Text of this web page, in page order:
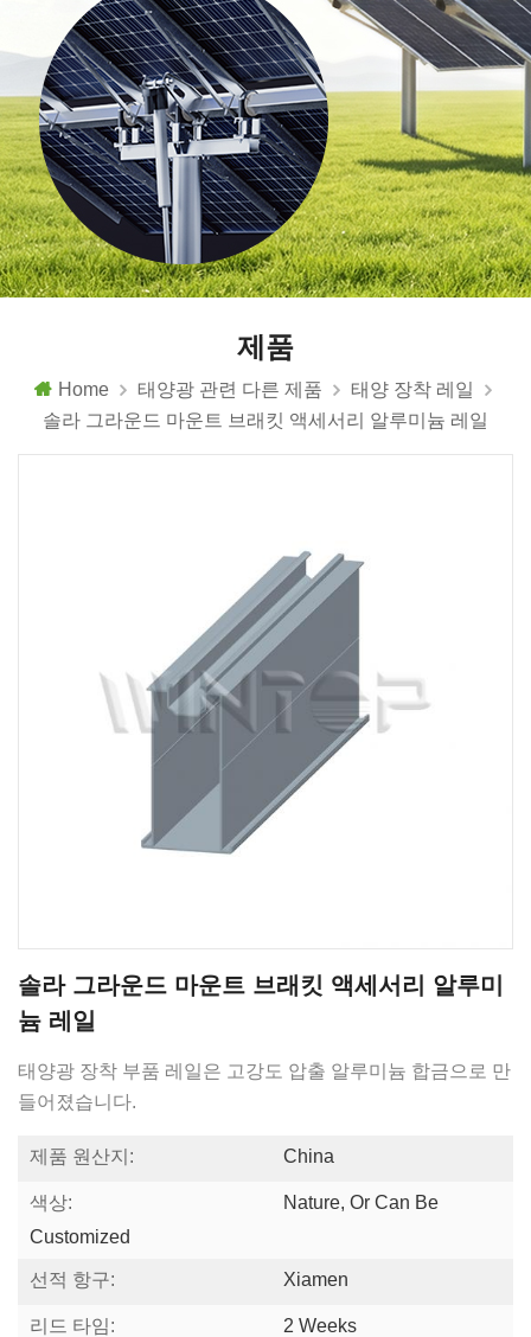
제품
Home 태양광 관련 다른 제품
태양 장착 레일
솔라 그라운드 마운트 브래킷 액세서리 알루미늄 레일
솔라 그라운드 마운트 브래킷 액세서리 알루미
늄 레일
태양광 장착 부품 레일은 고강도 압출 알루미늄 합금으로 만
들어졌습니다.
제품 원산지: China
색상:
Nature, Or Can Be
Customized
선적 항구: Xiamen
리드 타임: 2 Weeks